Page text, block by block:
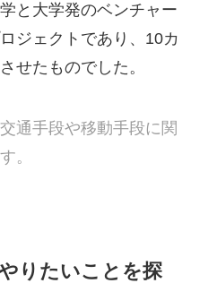
と大学発のベンチャー
ジェクトであり、10カ
せたものでした。
通手段や移動手段に関
。
りたいことを探